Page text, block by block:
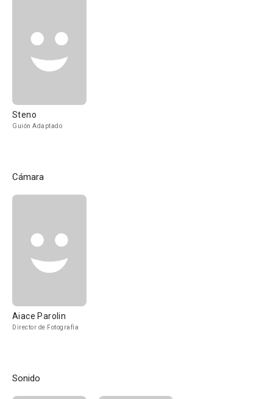
Steno
Guión Adaptado
Cámara
Aiace Parolin
Director de Fotografía
Sonido